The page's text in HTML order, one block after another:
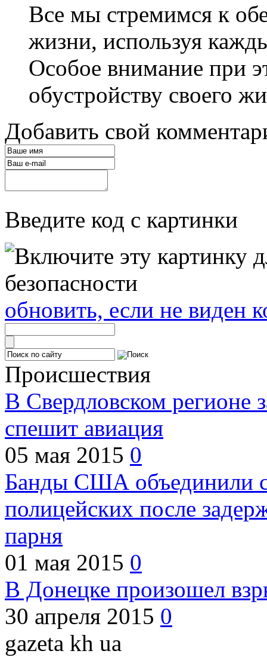
Все мы стремимся к
жизни, используя
Особое внимание при
обустройству своего
Добавить свой
Введите код с картинки
обновить, если не виден
Происшествия
В Свердловском регионе
спешит авиация
05 мая 2015 0
Банды США объединили
полицейских после
парня
01 мая 2015 0
В Донецке произошел
30 апреля 2015 0
gazeta kh ua